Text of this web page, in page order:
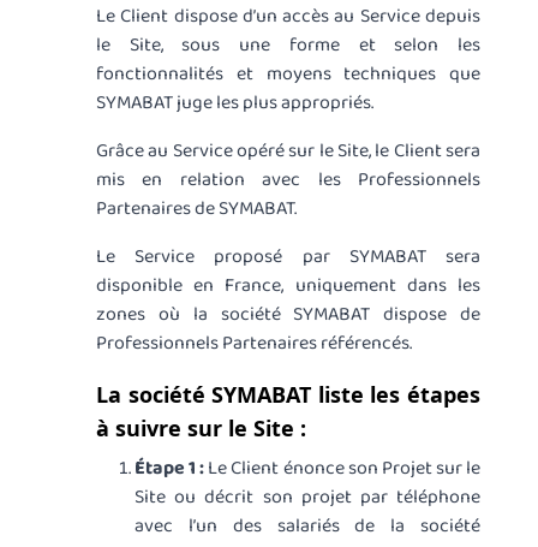
Le Client dispose d’un accès au Service depuis
le Site, sous une forme et selon les
fonctionnalités et moyens techniques que
SYMABAT juge les plus appropriés.
Grâce au Service opéré sur le Site, le Client sera
mis en relation avec les Professionnels
Partenaires de SYMABAT.
Le Service proposé par SYMABAT sera
disponible en France, uniquement dans les
zones où la société SYMABAT dispose de
Professionnels Partenaires référencés.
La société SYMABAT liste les étapes
à suivre sur le Site :
Étape 1 :Le Client énonce son Projet sur le
Site ou décrit son projet par téléphone
avec l’un des salariés de la société